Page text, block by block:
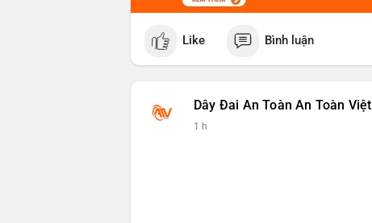
Like Bình luận
Dây Đai An Toàn An Toàn Việt
1 h